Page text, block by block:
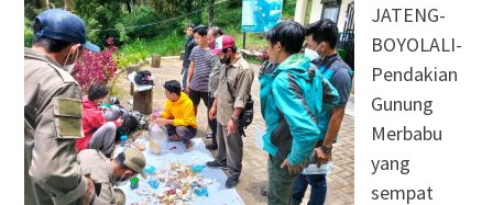
JATENG-
BOYOLALI-
Pendakian
Gunung
Merbabu
yang
sempat